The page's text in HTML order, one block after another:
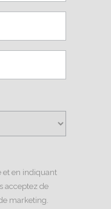
et en indiquant
acceptez de
marketing.